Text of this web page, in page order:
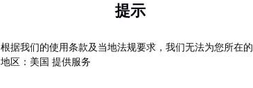
提示
根据我们的使用条款及当地法规要求，我们无法为您所在的
地区：美国 提供服务